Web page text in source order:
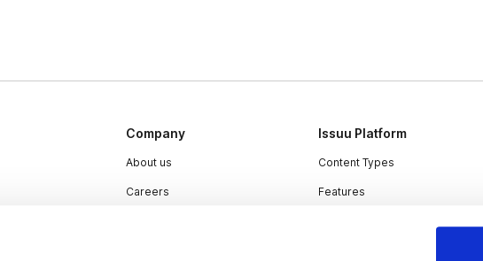
Company
About us
Careers
Issuu Platform
Content Types
Features